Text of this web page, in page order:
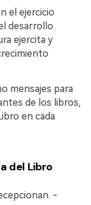
el ejercicio
desarrollo
ejercita y
mensajes para
de los libros,
en cada
del Libro
-